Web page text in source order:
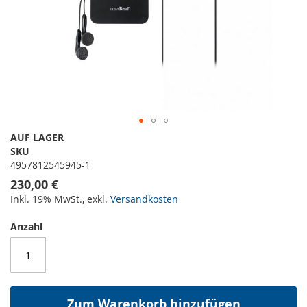
AUF LAGER
SKU
4957812545945-1
230,00 €
Inkl. 19% MwSt., exkl. Versandkosten
Anzahl